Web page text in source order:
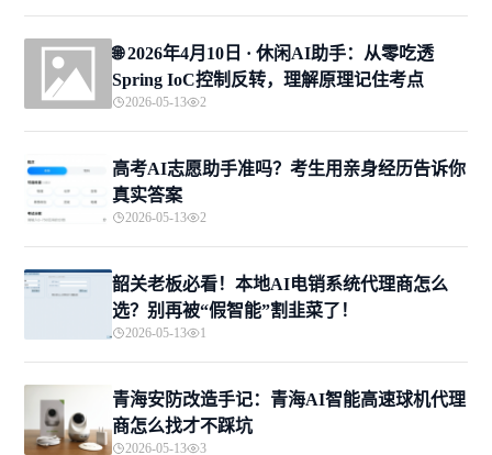
🌐 2026年4月10日 · 休闲AI助手：从零吃透
Spring IoC控制反转，理解原理记住考点
2026-05-13 2
高考AI志愿助手准吗？考生用亲身经历告诉你
真实答案
2026-05-13 2
韶关老板必看！本地AI电销系统代理商怎么
选？别再被“假智能”割韭菜了！
2026-05-13 1
青海安防改造手记：青海AI智能高速球机代理
商怎么找才不踩坑
2026-05-13 3